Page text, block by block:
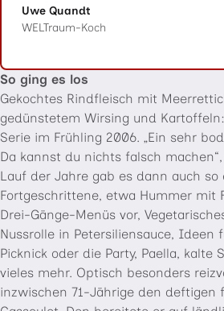
Uwe Quandt
WELTraum-Koch
So ging es los
Gekochtes Rindfleisch mit
gedünstetem Wirsing und
Serie im Frühling 2006. „Ein sehr
Da kannst du nichts falsch
Lauf der Jahre gab es dann auch so
Fortgeschrittene, etwa Hummer mit
Drei-Gänge-Menüs vor,
Nussrolle in Petersiliensauce, Ideen
Picknick oder die Party, Paella, kalte
vieles mehr. Optisch besonders
inzwischen 71-Jährige den deftigen